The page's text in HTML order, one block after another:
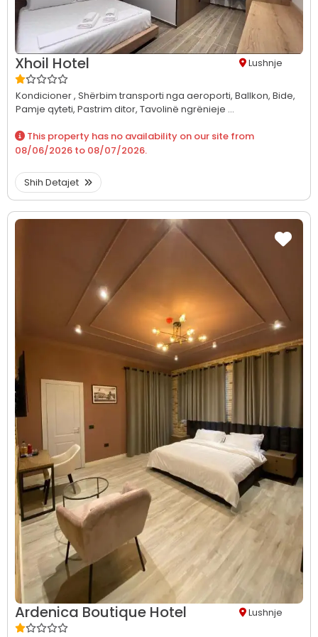
Xhoil Hotel Lushnje
Kondicioner , Shërbim transporti nga aeroporti, Ballkon, Bide,
Pamje qyteti, Pastrim ditor, Tavolinë ngrënieje ...
This property has no availability on our site from
08/06/2026 to 08/07/2026.
Shih Detajet
Ardenica Boutique Hotel Lushnje